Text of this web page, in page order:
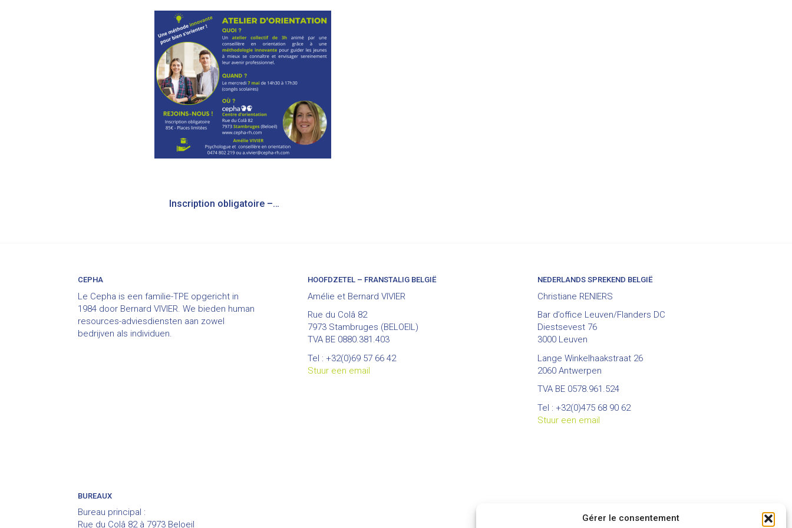
Gérer le consentement
Bericht
Inscription obligatoire – 45€ – Places limitées (7)
CEPHA
Le Cepha is een familie-TPE opgericht in
1984 door Bernard VIVIER. We bieden human
resources-adviesdiensten aan zowel
bedrijven als individuen.
HOOFDZETEL – FRANSTALIG BELGIË
Amélie et Bernard VIVIER
Rue du Colâ 82
7973 Stambruges (BELOEIL)
TVA BE 0880.381.403
Tel : +32(0)69 57 66 42
Stuur een email
NEDERLANDS SPREKEND BELGIË
Christiane RENIERS
Bar d’office Leuven/Flanders DC
Diestsevest 76
3000 Leuven
Lange Winkelhaakstraat 26
2060 Antwerpen
TVA BE 0578.961.524
Tel : +32(0)475 68 90 62
Stuur een email
BUREAUX
Bureau principal :
Rue du Colâ 82 à 7973 Beloeil